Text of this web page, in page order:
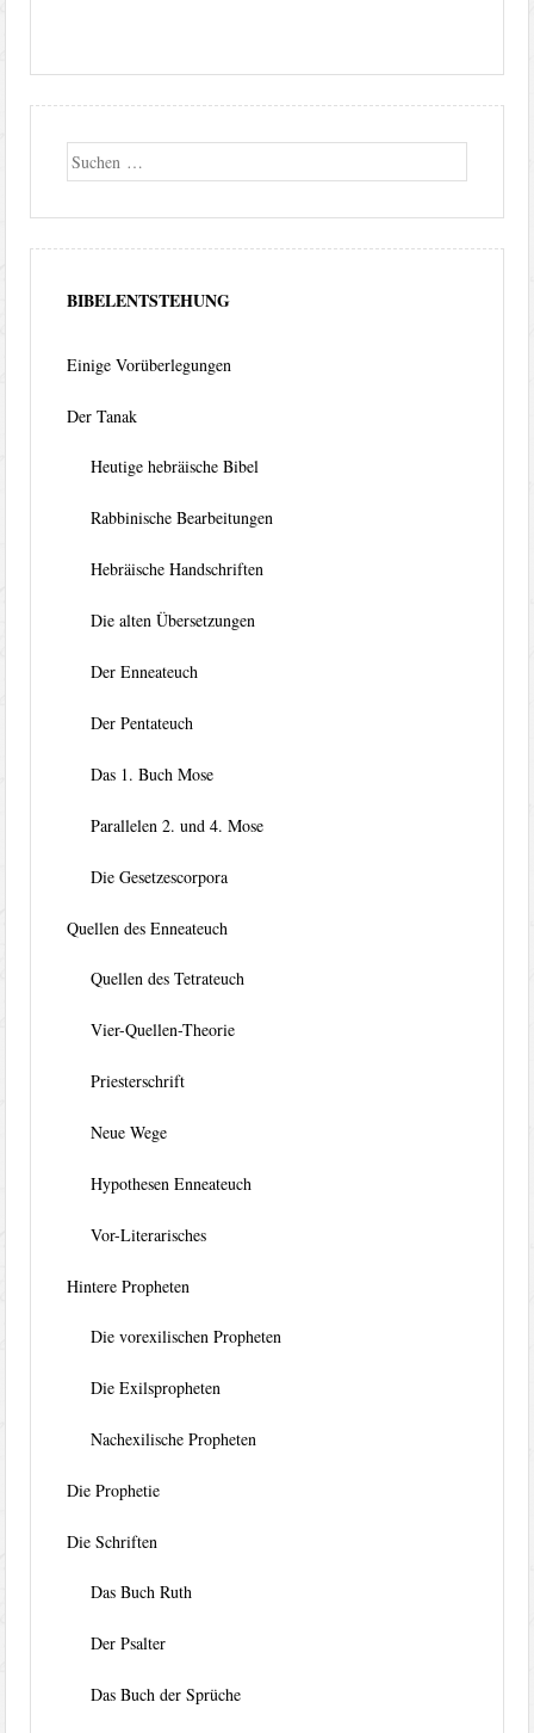
Suche
BIBELENTSTEHUNG
Einige Vorüberlegungen
Der Tanak
Heutige hebräische Bibel
Rabbinische Bearbeitungen
Hebräische Handschriften
Die alten Übersetzungen
Der Enneateuch
Der Pentateuch
Das 1. Buch Mose
Parallelen 2. und 4. Mose
Die Gesetzescorpora
Quellen des Enneateuch
Quellen des Tetrateuch
Vier-Quellen-Theorie
Priesterschrift
Neue Wege
Hypothesen Enneateuch
Vor-Literarisches
Hintere Propheten
Die vorexilischen Propheten
Die Exilspropheten
Nachexilische Propheten
Die Prophetie
Die Schriften
Das Buch Ruth
Der Psalter
Das Buch der Sprüche